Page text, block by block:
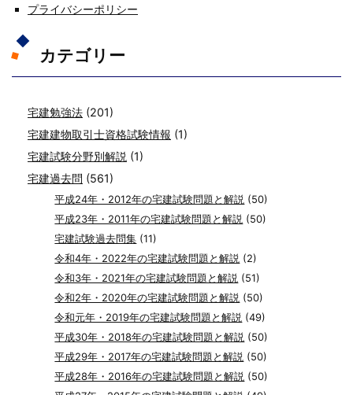
プライバシーポリシー
カテゴリー
宅建勉強法 (201)
宅建建物取引士資格試験情報 (1)
宅建試験分野別解説 (1)
宅建過去問 (561)
平成24年・2012年の宅建試験問題と解説 (50)
平成23年・2011年の宅建試験問題と解説 (50)
宅建試験過去問集 (11)
令和4年・2022年の宅建試験問題と解説 (2)
令和3年・2021年の宅建試験問題と解説 (51)
令和2年・2020年の宅建試験問題と解説 (50)
令和元年・2019年の宅建試験問題と解説 (49)
平成30年・2018年の宅建試験問題と解説 (50)
平成29年・2017年の宅建試験問題と解説 (50)
平成28年・2016年の宅建試験問題と解説 (50)